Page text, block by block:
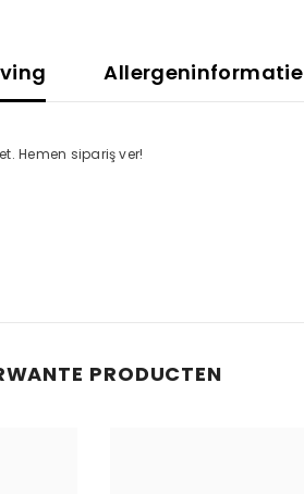
Allergeninformatie
Hemen sipariş ver!
PRODUCTEN